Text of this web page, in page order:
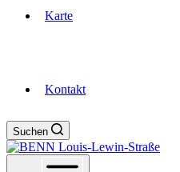
Karte
Kontakt
Suchen